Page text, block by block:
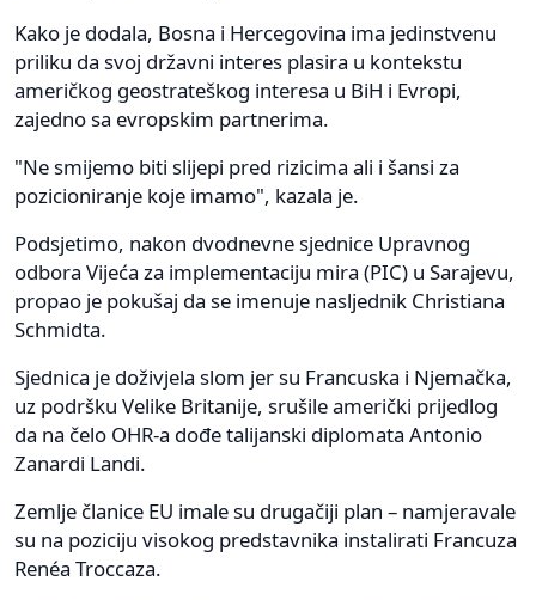
Kako je dodala, Bosna i Hercegovina ima jedinstvenu
priliku da svoj državni interes plasira u kontekstu
američkog geostrateškog interesa u BiH i Evropi,
zajedno sa evropskim partnerima.
"Ne smijemo biti slijepi pred rizicima ali i šansi za
pozicioniranje koje imamo", kazala je.
Podsjetimo, nakon dvodnevne sjednice Upravnog
odbora Vijeća za implementaciju mira (PIC) u Sarajevu,
propao je pokušaj da se imenuje nasljednik Christiana
Schmidta.
Sjednica je doživjela slom jer su Francuska i Njemačka,
uz podršku Velike Britanije, srušile američki prijedlog
da na čelo OHR-a dođe talijanski diplomata Antonio
Zanardi Landi.
Zemlje članice EU imale su drugačiji plan – namjeravale
su na poziciju visokog predstavnika instalirati Francuza
Renéa Troccaza.